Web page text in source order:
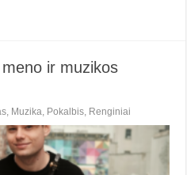
ir muzikos
, Muzika, Pokalbis, Renginiai